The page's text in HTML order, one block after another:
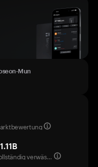
Mun
Vollständig verwässerte Bewertung